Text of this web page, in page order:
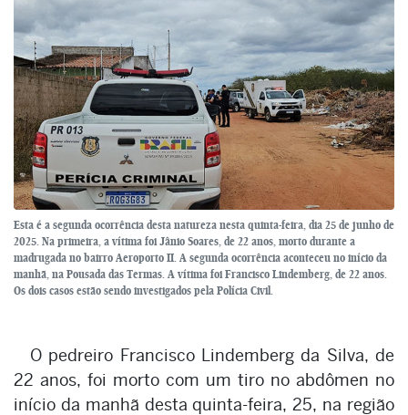
Esta é a segunda ocorrência desta natureza nesta quinta-feira, dia 25 de junho de
2025. Na primeira, a vítima foi Jânio Soares, de 22 anos, morto durante a
madrugada no bairro Aeroporto II. A segunda ocorrência aconteceu no início da
manhã, na Pousada das Termas. A vítima foi Francisco Lindemberg, de 22 anos.
Os dois casos estão sendo investigados pela Polícia Civil.
O pedreiro Francisco Lindemberg da Silva, de
22 anos, foi morto com um tiro no abdômen no
início da manhã desta quinta-feira, 25, na região